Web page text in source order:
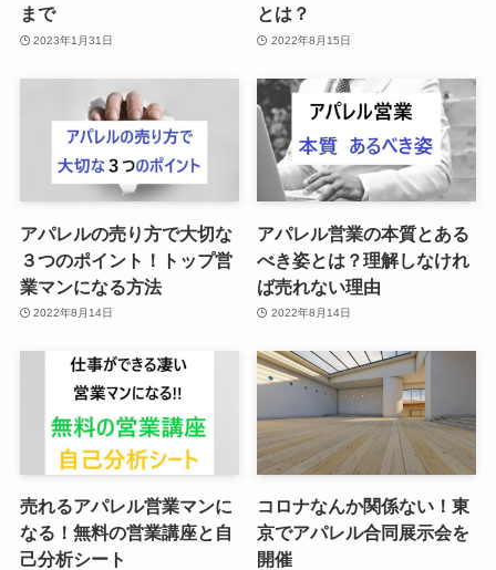
まで
2023年1月31日
とは？
2022年8月15日
アパレルの売り方で大切な
３つのポイント！トップ営
業マンになる方法
2022年8月14日
アパレル営業の本質とある
べき姿とは？理解しなけれ
ば売れない理由
2022年8月14日
売れるアパレル営業マンに
なる！無料の営業講座と自
己分析シート
コロナなんか関係ない！東
京でアパレル合同展示会を
開催